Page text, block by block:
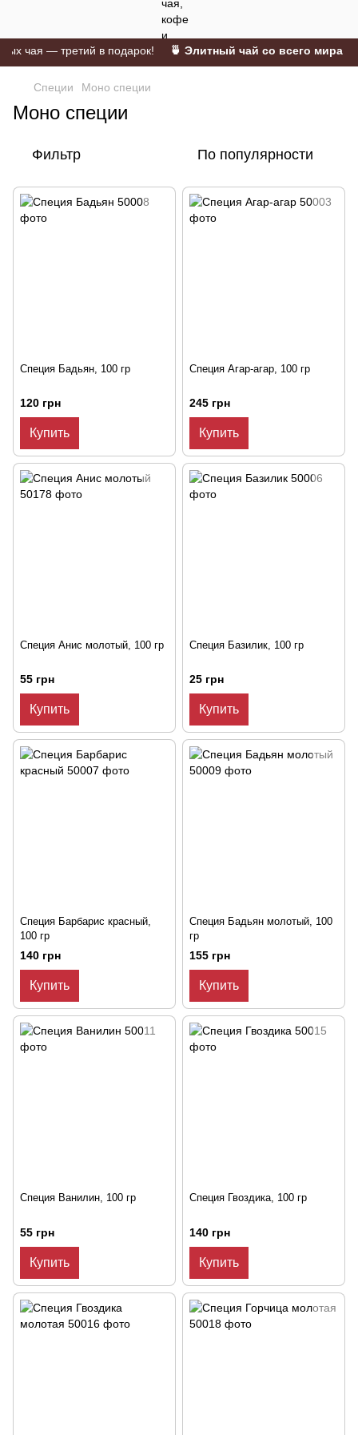
чая — третий в подарок! 🍵 Элитный чай со всего мира 🫖
Специи Моно специи
Моно специи
Фильтр По популярности
Специя Бадьян, 100 гр
120 грн
Купить
Специя Агар-агар, 100 гр
245 грн
Купить
Специя Анис молотый, 100 гр
55 грн
Купить
Специя Базилик, 100 гр
25 грн
Купить
Специя Барбарис красный,
100 гр
140 грн
Купить
Специя Бадьян молотый, 100
гр
155 грн
Купить
Специя Ванилин, 100 гр
55 грн
Купить
Специя Гвоздика, 100 гр
140 грн
Купить